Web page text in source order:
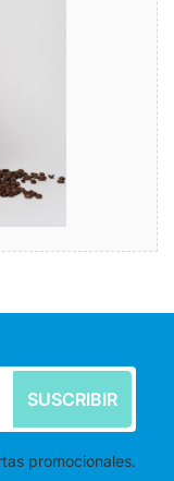
a la moda
SUSCRIBIR
promocionales.